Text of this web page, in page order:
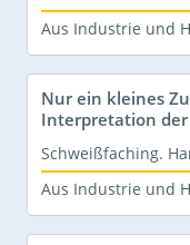
Aus Industrie und
Nur ein kleines
Interpretation
Schweißfaching.
Aus Industrie und